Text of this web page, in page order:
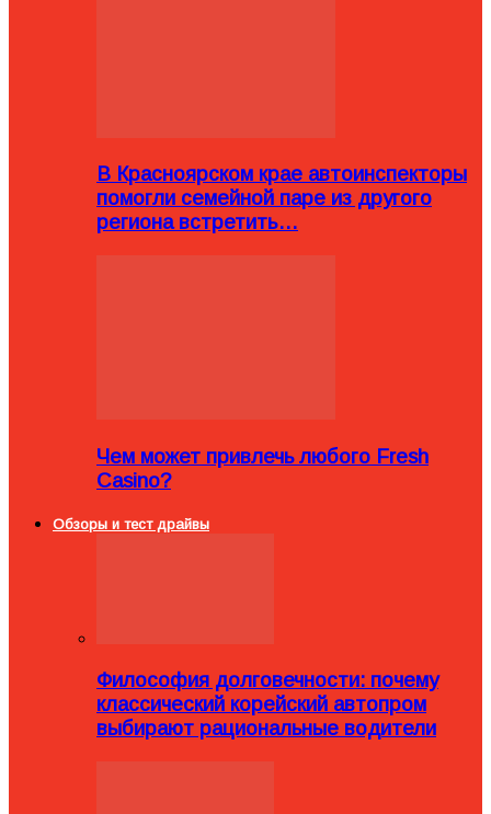
В Красноярском крае автоинспекторы
помогли семейной паре из другого
региона встретить…
Чем может привлечь любого Fresh
Casino?
Обзоры и тест драйвы
Философия долговечности: почему
классический корейский автопром
выбирают рациональные водители